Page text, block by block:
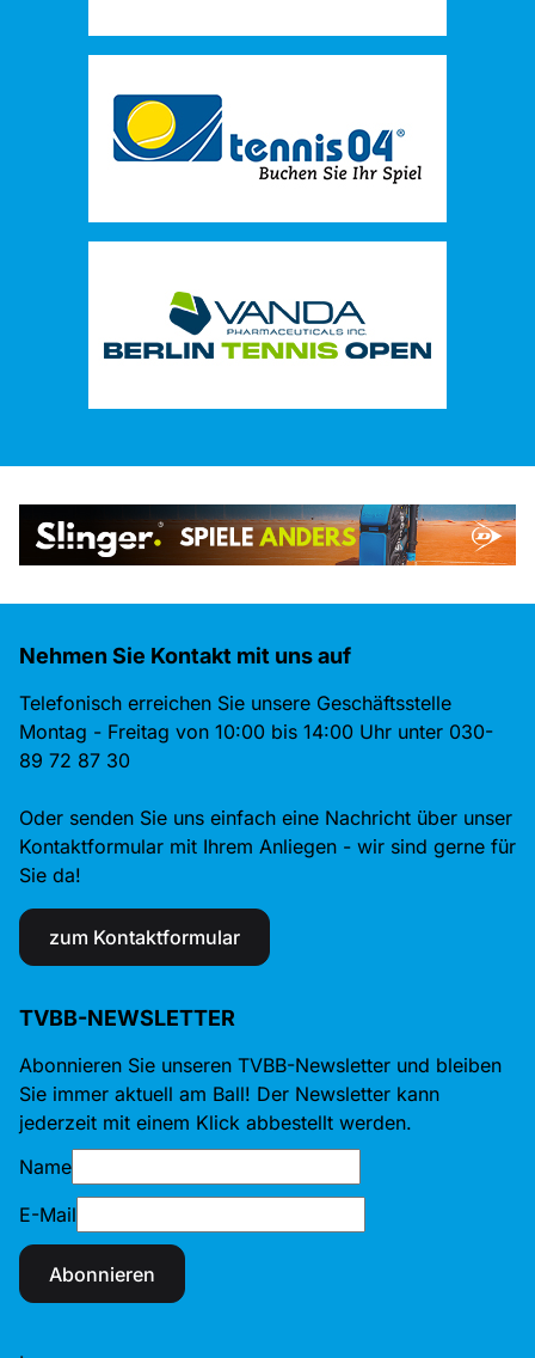
Nehmen Sie Kontakt mit uns auf
Telefonisch erreichen Sie unsere Geschäftsstelle
Montag - Freitag von 10:00 bis 14:00 Uhr unter 030-
89 72 87 30
Oder senden Sie uns einfach eine Nachricht über unser
Kontaktformular mit Ihrem Anliegen - wir sind gerne für
Sie da!
zum Kontaktformular
TVBB-NEWSLETTER
Abonnieren Sie unseren TVBB-Newsletter und bleiben
Sie immer aktuell am Ball! Der Newsletter kann
jederzeit mit einem Klick abbestellt werden.
Name
E-Mail
Abonnieren